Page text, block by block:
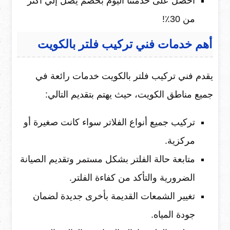
من 30٪!
أهم خدمات فني تركيب فلتر بالكويت
يقدم فني تركيب فلتر بالكويت خدمات رائعة في
جميع مناطق الكويت، حيث يهتم بتقديم التالي:
تركيب جميع أنواع الفلاتر سواء كانت صغيرة أو
مركزية.
متابعة حالة الفلتر بشكل مستمر وتقديم الصيانة
الضرورية والتأكد من كفاءة الفلتر.
تغيير الشمعات القديمة بأخرى جديدة لضمان
جودة المياه.